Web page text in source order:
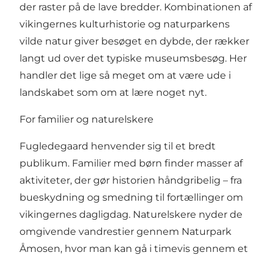
der raster på de lave bredder. Kombinationen af
vikingernes kulturhistorie og naturparkens
vilde natur giver besøget en dybde, der rækker
langt ud over det typiske museumsbesøg. Her
handler det lige så meget om at være ude i
landskabet som om at lære noget nyt.
For familier og naturelskere
Fugledegaard henvender sig til et bredt
publikum. Familier med børn finder masser af
aktiviteter, der gør historien håndgribelig – fra
bueskydning og smedning til fortællinger om
vikingernes dagligdag. Naturelskere nyder de
omgivende vandrestier gennem Naturpark
Åmosen, hvor man kan gå i timevis gennem et